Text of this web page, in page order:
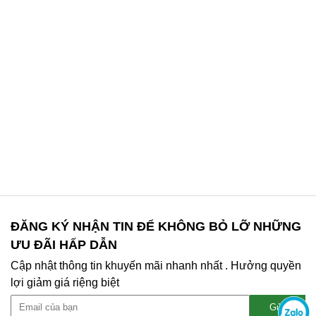
ĐĂNG KÝ NHẬN TIN ĐỂ KHÔNG BỎ LỠ NHỮNG
ƯU ĐÃI HẤP DẪN
Cập nhật thông tin khuyến mãi nhanh nhất . Hưởng quyền
lợi giảm giá riệng biệt